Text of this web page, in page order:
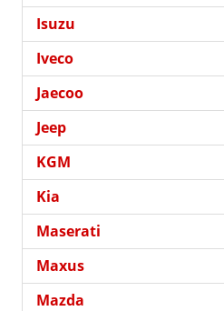
Isuzu
Iveco
Jaecoo
Jeep
KGM
Kia
Maserati
Maxus
Mazda